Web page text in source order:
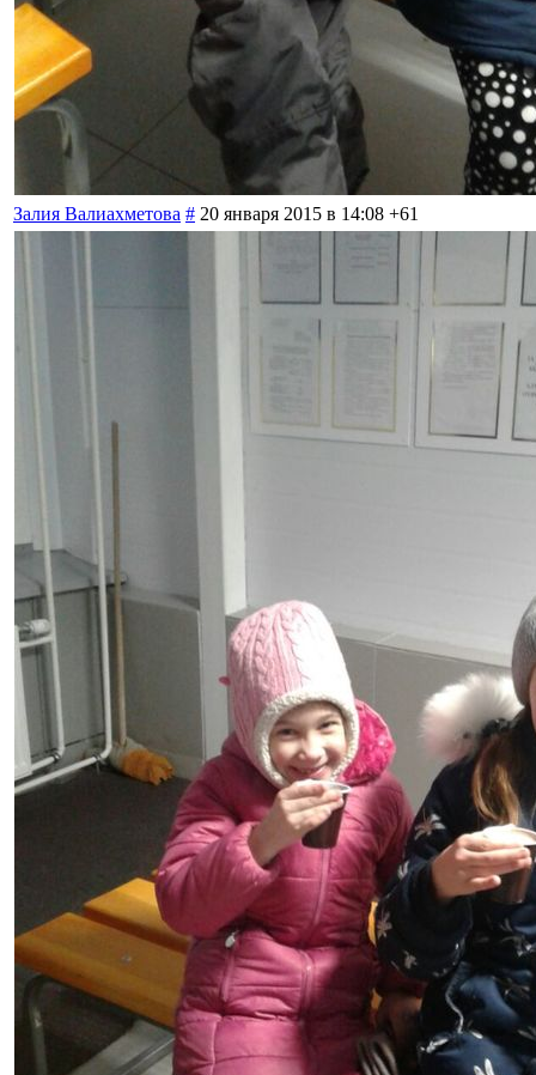
Залия Валиахметова # 20 января 2015 в 14:08 +61